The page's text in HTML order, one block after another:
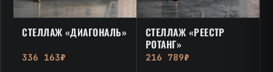
СТЕЛЛАЖ «ДИАГОНАЛЬ»
336 163₽
СТЕЛЛАЖ «РЕЕСТР
РОТАНГ»
216 789₽